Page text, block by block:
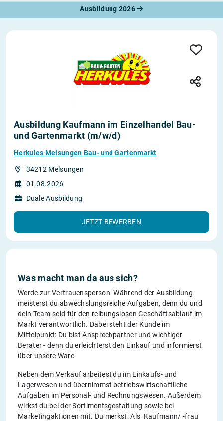
Ausbildung 2026
Ausbildung Kaufmann im Einzelhandel Bau-
und Gartenmarkt (m/w/d)
Herkules Melsungen Bau- und Gartenmarkt
34212 Melsungen
01.08.2026
Duale Ausbildung
JETZT BEWERBEN
Was macht man da aus sich?
Werde zur Vertrauensperson. Während der Ausbildung
meisterst du abwechslungsreiche Aufgaben, denn du und
dein Team seid für den reibungslosen Geschäftsablauf im
Markt verantwortlich. Dabei steht der Kunde im
Mittelpunkt: Du bist Ansprechpartner und wichtiger
Berater - denn du erleichterst den Einkauf und informierst
über unsere Ware.
Neben dem Verkauf arbeitest du im Einkaufs- und
Lagerwesen und übernimmst betriebswirtschaftliche
Aufgaben im Personal- und Rechnungswesen. Außerdem
wirkst du bei der Sortimentsgestaltung sowie bei
Marketingaktionen mit. Du merkst: Als Kaufmann/ -frau